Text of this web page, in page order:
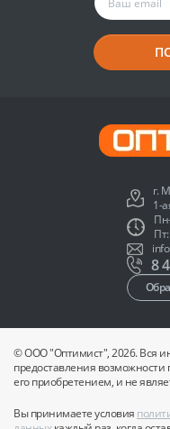
г.
1-
8
© ООО "Оптимист", 2026. Вся
предоставления возможности
его приобретением, и не
Вы принимаете условия